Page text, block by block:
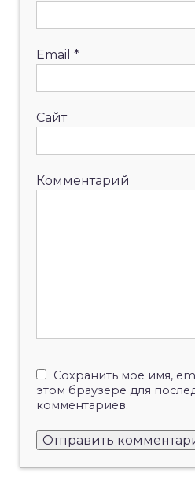
Email *
Сайт
Комментарий
Сохранить моё имя,
этом браузере для
комментариев.